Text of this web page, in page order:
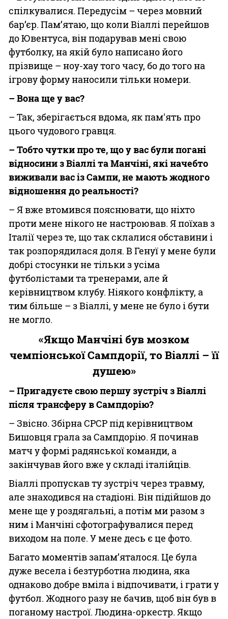
спілкувалися. Передусім – через мовний
бар’єр. Пам’ятаю, що коли Віаллі перейшов
до Ювентуса, він подарував мені свою
футболку, на якій було написано його
прізвище – ноу-хау того часу, бо до того на
ігрову форму наносили тільки номери.
– Вона ще у вас?
– Так, зберігається вдома, як пам'ять про
цього чудового гравця.
– Тобто чутки про те, що у вас були погані
відносини з Віаллі та Манчіні, які начебто
виживали вас із Сампи, не мають жодного
відношення до реальності?
– Я вже втомився пояснювати, що ніхто
проти мене нікого не настроював. Я поїхав з
Італії через те, що так склалися обставини і
так розпорядилася доля. В Генуї у мене були
добрі стосунки не тільки з усіма
футболістами та тренерами, але й
керівництвом клубу. Ніякого конфлікту, а
тим більше – з Віаллі, у мене не було і бути
не могло.
«Якщо Манчіні був мозком
чемпіонської Сампдорії, то Віаллі – її
душею»
– Пригадуєте свою першу зустріч з Віаллі
після трансферу в Сампдорію?
– Звісно. Збірна СРСР під керівництвом
Бишовця грала за Сампдорію. Я починав
матч у формі радянської команди, а
закінчував його вже у складі італійців.
Віаллі пропускав ту зустріч через травму,
але знаходився на стадіоні. Він підійшов до
мене ще у роздягальні, а потім ми разом з
ним і Манчіні сфотографувалися перед
виходом на поле. У мене десь є це фото.
Багато моментів запам’яталося. Це була
дуже весела і безтурботна людина, яка
однаково добре вміла і відпочивати, і грати у
футбол. Жодного разу не бачив, щоб він був в
поганому настрої. Людина-оркестр. Якщо